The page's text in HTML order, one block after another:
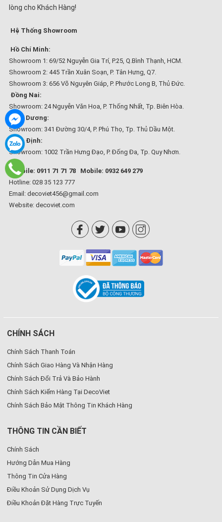
lòng cho Khách Hàng!
Hệ Thống Showroom
Hồ Chí Minh:
Showroom 1: 69/52 Nguyễn Gia Trí, P.25, Q.Bình Thạnh, HCM.
Showroom 2: 445 Trần Xuân Soạn, P. Tân Hưng, Q7.
Showroom 3: 656 Võ Nguyên Giáp, P. Phước Long B, Thủ Đức.
Đồng Nai:
Showroom: 24 Nguyễn Văn Hoa, P. Thống Nhất, Tp. Biên Hòa.
Bình Dương:
Showroom: 341 Đường 30/4, P. Phú Thọ, Tp. Thủ Dầu Một.
Bình Định:
Showroom: 1002 Trần Hưng Đạo, P. Đống Đa, Tp. Quy Nhơn.
Mobile: 0911 71 71 78
Mobile: 0932 649 279
Hotline: 028 35 123 777
Email: decoviet456@gmail.com
Website: decoviet.com
CHÍNH SÁCH
Chính Sách Thanh Toán
Chính Sách Giao Hàng Và Nhận Hàng
Chính Sách Đổi Trả Và Bảo Hành
Chính Sách Kiểm Hàng Tại DecoViet
Chính Sách Bảo Mật Thông Tin Khách Hàng
THÔNG TIN CẦN BIẾT
Chính Sách
Hướng Dẫn Mua Hàng
Thông Tin Cửa Hàng
Điều Khoản Sử Dụng Dịch Vụ
Điều Khoản Đặt Hàng Trực Tuyến